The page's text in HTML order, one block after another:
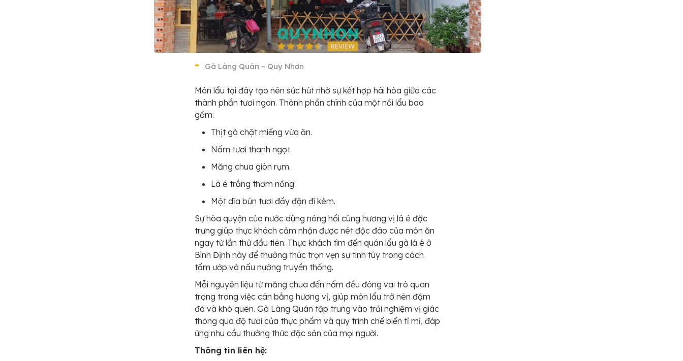
Gà Làng Quán – Quy Nhơn
Món lẩu tại đây tạo nên sức hút nhờ sự kết hợp hài hòa giữa các
thành phần tươi ngon. Thành phần chính của một nồi lẩu bao
gồm:
Thịt gà chặt miếng vừa ăn.
Nấm tươi thanh ngọt.
Măng chua giòn rụm.
Lá é trắng thơm nồng.
Một dĩa bún tươi đầy đặn đi kèm.
Sự hòa quyện của nước dùng nóng hổi cùng hương vị lá é đặc
trưng giúp thực khách cảm nhận được nét độc đáo của món ăn
ngay từ lần thử đầu tiên. Thực khách tìm đến quán lẩu gà lá é ở
Bình Định này để thưởng thức trọn vẹn sự tinh túy trong cách
tẩm ướp và nấu nướng truyền thống.
Mỗi nguyên liệu từ măng chua đến nấm đều đóng vai trò quan
trọng trong việc cân bằng hương vị, giúp món lẩu trở nên đậm
đà và khó quên. Gà Làng Quán tập trung vào trải nghiệm vị giác
thông qua độ tươi của thực phẩm và quy trình chế biến tỉ mỉ, đáp
ứng nhu cầu thưởng thức đặc sản của mọi người.
Thông tin liên hệ: